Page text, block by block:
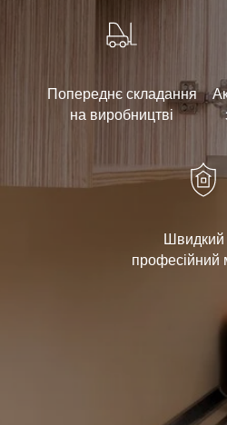
Попереднє складання
на виробництві
Швидкий
професійний